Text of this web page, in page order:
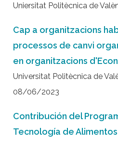
Uniersitat Politècnica de
Cap a organitzacions
processos de canvi
en organitzacions
Universitat Politècnica de
08/06/2023
Contribución del
Tecnología de